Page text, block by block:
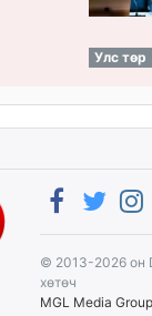
Улс төр
© 2013-2026 он
хөтөч
MGL Media Group